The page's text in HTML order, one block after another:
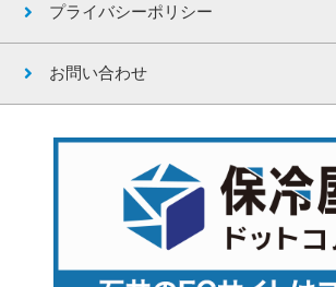
プライバシーポリシー
お問い合わせ